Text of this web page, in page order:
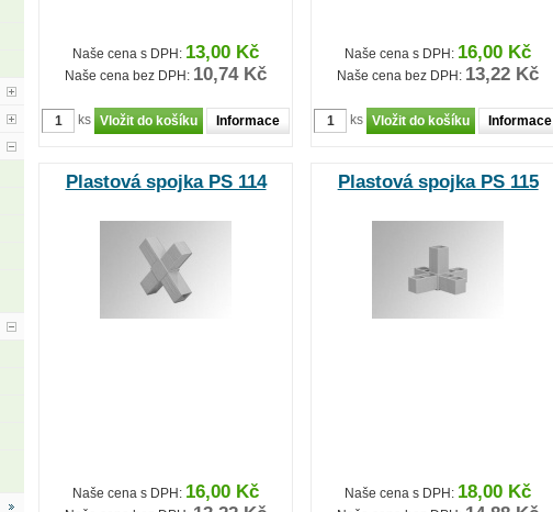
Naše cena s DPH: 13,00 Kč
Naše cena bez DPH: 10,74 Kč
ks Informace
Naše cena s DPH: 16,00 Kč
Naše cena bez DPH: 13,22 Kč
ks Informace
Plastová spojka PS 114
Naše cena s DPH: 16,00 Kč
Plastová spojka PS 115
Naše cena s DPH: 18,00 Kč